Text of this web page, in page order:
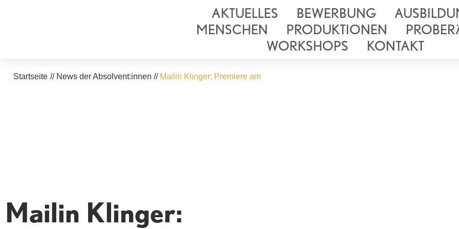
AKTUELLES BEWERBUNG
MENSCHEN
PRODUKTIONEN
WORKSHOPS
KONTAKT
Startseite // News der Absolvent:innen // Mailin Klinger: Premiere am
Mailin Klinger: